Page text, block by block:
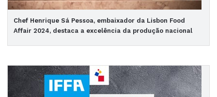
Chef Henrique Sá Pessoa, embaixador da Lisbon Food
Affair 2024, destaca a excelência da produção nacional